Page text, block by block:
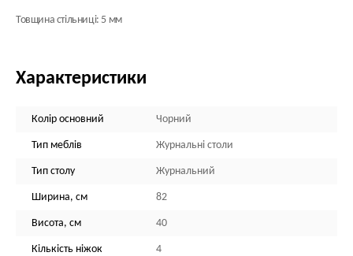
Товщина стільниці: 5 мм
Характеристики
Колір основний Чорний
Тип меблів Журнальні столи
Тип столу Журнальний
Ширина, см 82
Висота, см 40
Кількість ніжок 4